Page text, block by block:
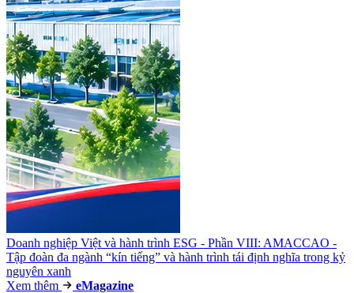
Doanh nghiệp Việt và hành trình ESG - Phần VIII: AMACCAO -
Tập đoàn đa ngành “kín tiếng” và hành trình tái định nghĩa trong kỷ
nguyên xanh
Xem thêm
eMagazine